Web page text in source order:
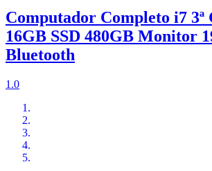
Computador Completo i7 3ª
16GB SSD 480GB Monitor
Bluetooth
1.0